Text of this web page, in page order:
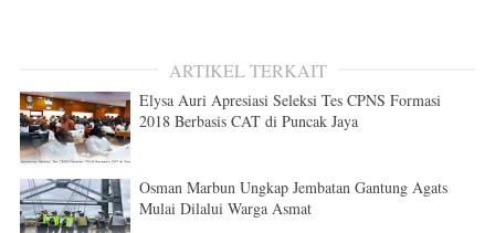
ARTIKEL TERKAIT
Elysa Auri Apresiasi Seleksi Tes CPNS Formasi
2018 Berbasis CAT di Puncak Jaya
Osman Marbun Ungkap Jembatan Gantung Agats
Mulai Dilalui Warga Asmat